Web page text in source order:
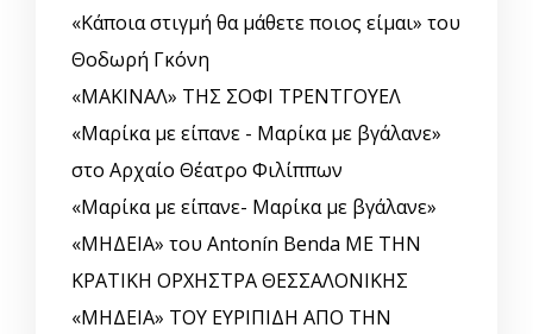
«Κάποια στιγμή θα μάθετε ποιος είμαι» του
Θοδωρή Γκόνη
«ΜΑΚΙΝΑΛ» ΤΗΣ ΣΟΦΙ ΤΡΕΝΤΓΟΥΕΛ
«Μαρίκα με είπανε - Μαρίκα με βγάλανε»
στο Αρχαίο Θέατρο Φιλίππων
«Μαρίκα με είπανε- Μαρίκα με βγάλανε»
«ΜΗΔΕΙΑ» του Antonín Benda ΜΕ ΤΗΝ
ΚΡΑΤΙΚΗ ΟΡΧΗΣΤΡΑ ΘΕΣΣΑΛΟΝΙΚΗΣ
«ΜΗΔΕΙΑ» ΤΟΥ ΕΥΡΙΠΙΔΗ ΑΠΟ ΤΗΝ